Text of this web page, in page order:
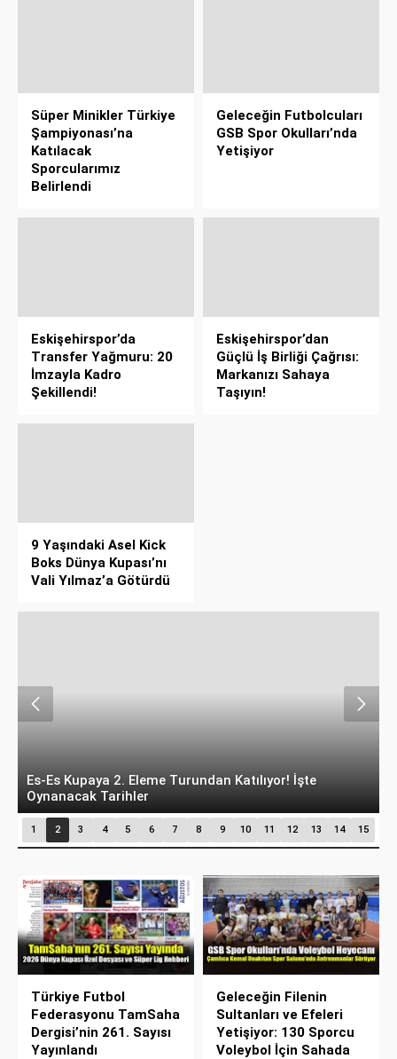
Süper Minikler Türkiye
Şampiyonası’na
Katılacak
Sporcularımız
Belirlendi
Geleceğin Futbolcuları
GSB Spor Okulları’nda
Yetişiyor
Eskişehirspor’da
Transfer Yağmuru: 20
İmzayla Kadro
Şekillendi!
Eskişehirspor’dan
Güçlü İş Birliği Çağrısı:
Markanızı Sahaya
Taşıyın!
9 Yaşındaki Asel Kick
Boks Dünya Kupası’nı
Vali Yılmaz’a Götürdü
Es-Es Kupaya 2. Eleme Turundan Katılıyor! İşte
Oynanacak Tarihler
1 2 3 4 5 6 7 8 9 10 11 12 13 14 15
Türkiye Futbol
Federasyonu TamSaha
Dergisi’nin 261. Sayısı
Yayınlandı
Geleceğin Filenin
Sultanları ve Efeleri
Yetişiyor: 130 Sporcu
Voleybol İçin Sahada